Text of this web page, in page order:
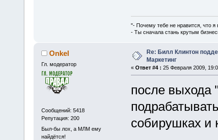
"- Почему тебе не нравится, что я
- Ты сначала стань крутым
Onkel
Гл. модератор
Сообщений: 5418
Репутация: 200
Был-бы лох, а МЛМ ему
найдётся!
Re: Билл Клинтон
Маркетинг
« Ответ #4 : 25 Февраля 2009,
после выхода
собирушках и